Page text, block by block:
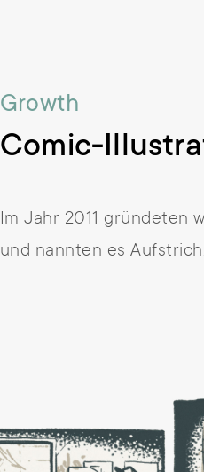
Growth
Comic-
Im Jahr 2011 gründeten
und nannten es